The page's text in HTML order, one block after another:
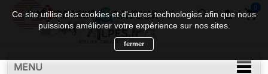
search  shopping_cart
0
MENU
Ce site utilise des cookies et d'autres technologies afin que nous
puissions améliorer votre expérience sur nos sites.
fermer